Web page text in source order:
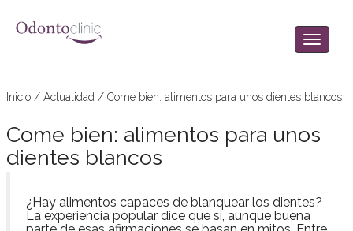
Inicio / Actualidad / Come bien: alimentos para unos dientes blancos
Come bien: alimentos para unos
dientes blancos
¿Hay alimentos capaces de blanquear los dientes?
La experiencia popular dice que sí, aunque buena